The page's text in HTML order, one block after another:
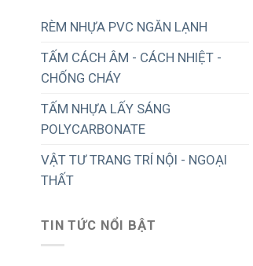
RÈM NHỰA PVC NGĂN LẠNH
TẤM CÁCH ÂM - CÁCH NHIỆT -
CHỐNG CHÁY
TẤM NHỰA LẤY SÁNG
POLYCARBONATE
VẬT TƯ TRANG TRÍ NỘI - NGOẠI
THẤT
TIN TỨC NỔI BẬT